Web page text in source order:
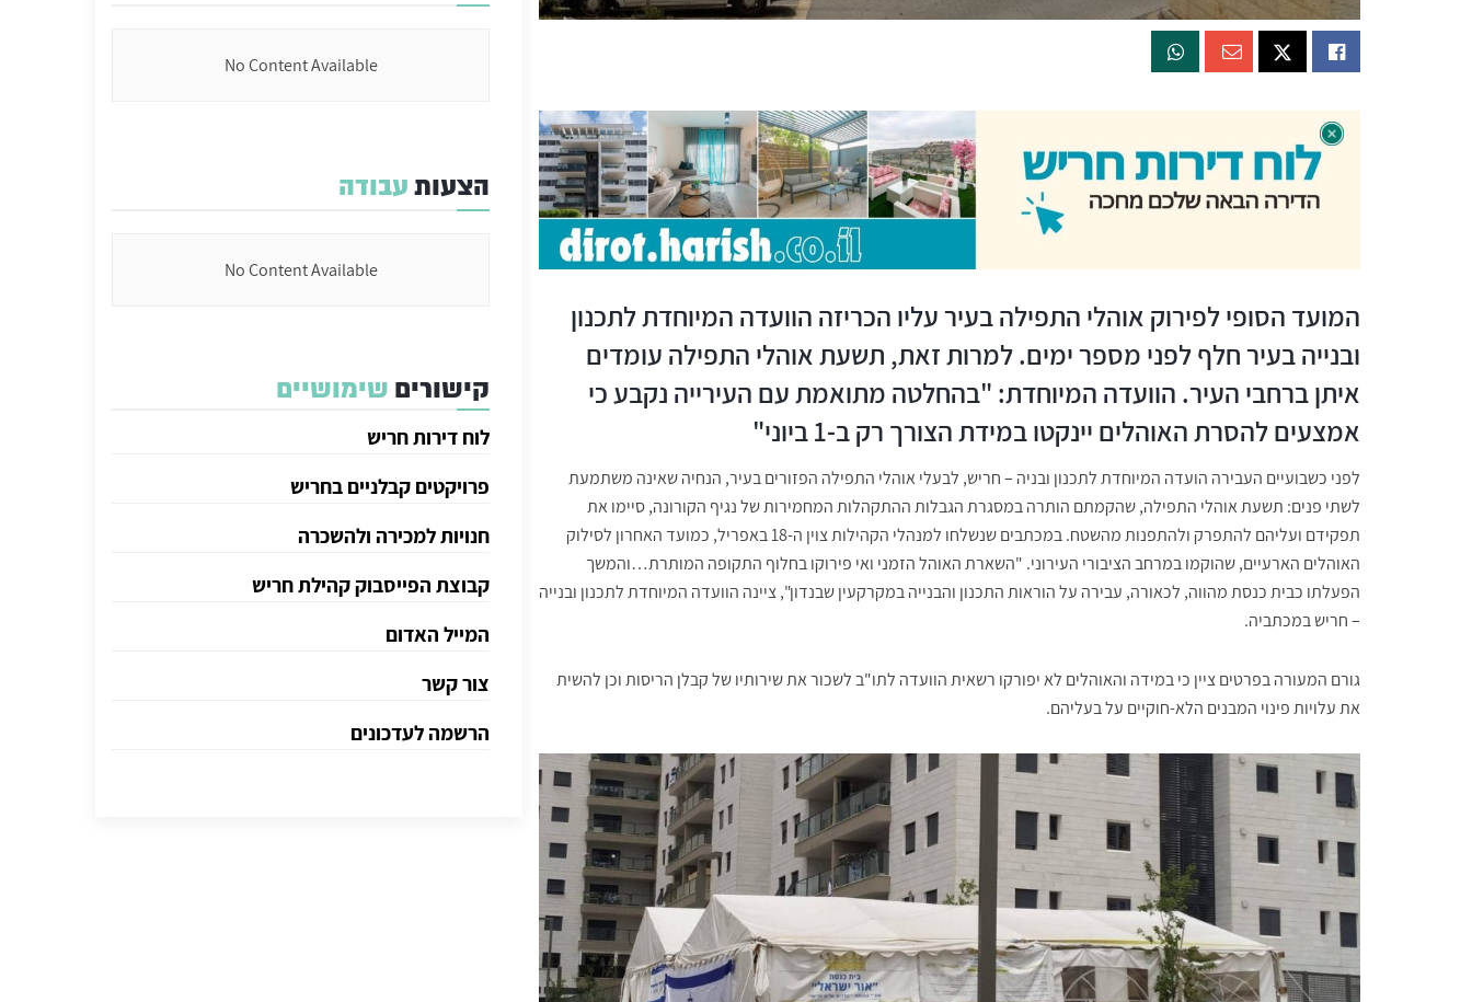
המועד הסופי לפירוק אוהלי התפילה בעיר עליו הכריזה הוועדה המיוחדת לתכנון
ובנייה בעיר חלף לפני מספר ימים. למרות זאת, תשעת אוהלי התפילה עומדים
איתן ברחבי העיר. הוועדה המיוחדת: "בהחלטה מתואמת עם העירייה נקבע כי
אמצעים להסרת האוהלים יינקטו במידת הצורך רק ב-1 ביוני"
לפני כשבועיים העבירה הועדה המיוחדת לתכנון ובניה – חריש, לבעלי אוהלי התפילה הפזורים בעיר, הנחיה שאינה משתמעת
לשתי פנים: תשעת אוהלי התפילה, שהקמתם הותרה במסגרת הגבלות ההתקהלות המחמירות של נגיף הקורונה, סיימו את
תפקידם ועליהם להתפרק ולהתפנות מהשטח. במכתבים שנשלחו למנהלי הקהילות צוין ה-18 באפריל, כמועד האחרון לסילוק
האוהלים הארעיים, שהוקמו במרחב הציבורי העירוני. "השארת האוהל הזמני ואי פירוקו בחלוף התקופה המותרת…והמשך
הפעלתו כבית כנסת מהווה, לכאורה, עבירה על הוראות התכנון והבנייה במקרקעין שבנדון", ציינה הוועדה המיוחדת לתכנון ובנייה
– חריש במכתביה.
גורם המעורה בפרטים ציין כי במידה והאוהלים לא יפורקו רשאית הוועדה לתו"ב לשכור את שירותיו של קבלן הריסות וכן להשית
את עלויות פינוי המבנים הלא-חוקיים על בעליהם.
No Content Available
הצעותעבודה
No Content Available
קישורים שימושיים
לוח דירות חריש
פרויקטים קבלניים בחריש
חנויות למכירה ולהשכרה
קבוצת הפייסבוק קהילת חריש
המייל האדום
צור קשר
הרשמה לעדכונים